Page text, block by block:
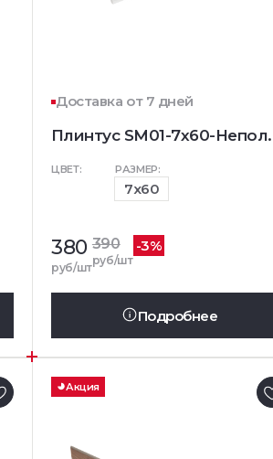
Доставка от 7 дней
Плинтус SM01-7x60-Непол.
ЦВЕТ: РАЗМЕР:
7x60
380
руб/шт
390
руб/шт
-3%
Подробнее
Акция